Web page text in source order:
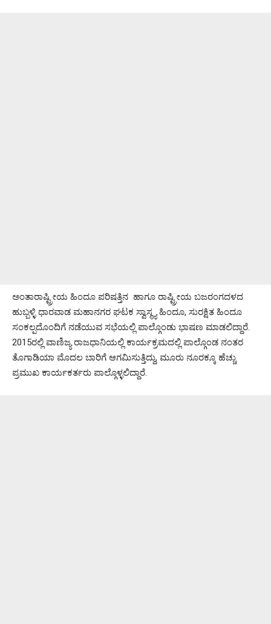
ಅಂತಾರಾಷ್ಟ್ರೀಯ ಹಿಂದೂ ಪರಿಷತ್ತಿನ ಹಾಗೂ ರಾಷ್ಟ್ರೀಯ ಬಜರಂಗದಳದ
ಹುಬ್ಬಳ್ಳಿ ಧಾರವಾಡ ಮಹಾನಗರ ಘಟಕ ಸ್ವಾಸ್ಥ್ಯ ಹಿಂದೂ, ಸುರಕ್ಷಿತ ಹಿಂದೂ
ಸಂಕಲ್ಪದೊಂದಿಗೆ ನಡೆಯುವ ಸಭೆಯಲ್ಲಿ ಪಾಲ್ಗೊಂಡು ಭಾಷಣ ಮಾಡಲಿದ್ದಾರೆ.
2015ರಲ್ಲಿ ವಾಣಿಜ್ಯ ರಾಜಧಾನಿಯಲ್ಲಿ ಕಾರ್ಯಕ್ರಮದಲ್ಲಿ ಪಾಲ್ಗೊಂಡ ನಂತರ
ತೊಗಾಡಿಯಾ ಮೊದಲ ಬಾರಿಗೆ ಆಗಮಿಸುತ್ತಿದ್ದು, ಮೂರು ನೂರಕ್ಕೂ ಹೆಚ್ಚು
ಪ್ರಮುಖ ಕಾರ್ಯಕರ್ತರು ಪಾಲ್ಗೊಳ್ಳಲಿದ್ದಾರೆ.